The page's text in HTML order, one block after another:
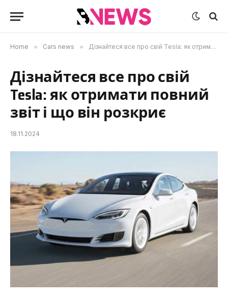
Home » Cars news » Дізнайтеся все про свій Tesla: як отримати повний звіт і що він розкриє
Дізнайтеся все про свій
Tesla: як отримати повний
звіт і що він розкриє
18.11.2024